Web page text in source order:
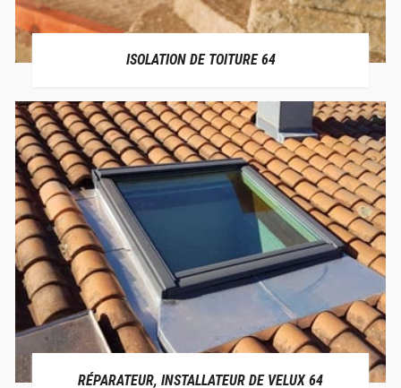
ISOLATION DE TOITURE 64
RÉPARATEUR, INSTALLATEUR DE VELUX 64